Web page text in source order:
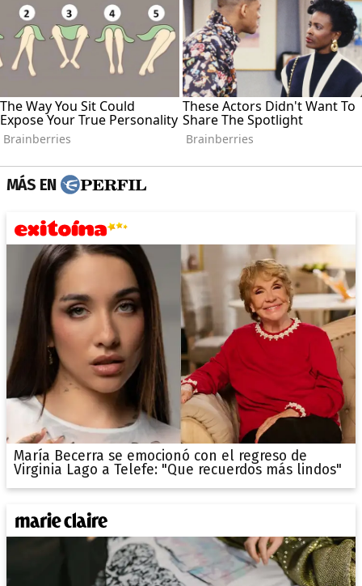
MÁS EN
María Becerra se emocionó con el regreso de
Virginia Lago a Telefe: "Que recuerdos más lindos"